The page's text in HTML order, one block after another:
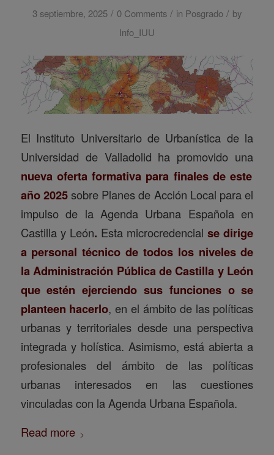
3 septiembre, 2025 / 0 Comments / in Posgrado / by
Info_IUU
El Instituto Universitario de Urbanística de la
Universidad de Valladolid ha promovido una
nueva oferta formativa para finales de este
año 2025sobre Planes de Acción Local para el
impulso de la Agenda Urbana Española en
Castilla y León. Esta microcredencial se dirige
a personal técnico de todos los niveles de
la Administración Pública de Castilla y León
que estén ejerciendo sus funciones o se
planteen hacerlo, en el ámbito de las políticas
urbanas y territoriales desde una perspectiva
integrada y holística. Asimismo, está abierta a
profesionales del ámbito de las políticas
urbanas interesados en las cuestiones
vinculadas con la Agenda Urbana Española.
Read more